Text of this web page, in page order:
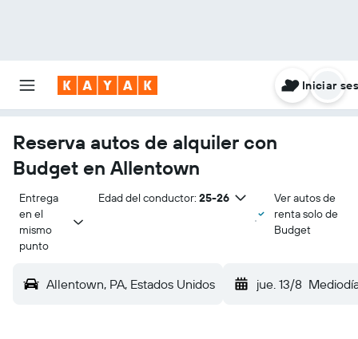
Iniciar
Reserva autos de alquiler con
Budget en Allentown
Entrega
en el
mismo
punto
Edad del conductor: 25-26
Ver autos de
renta solo de
Budget
Allentown, PA, Estados Unidos jue. 13/8